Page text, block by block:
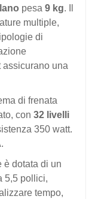
pesa 9 kg. Il
multiple,
di
assicurano una
di frenata
con 32 livelli
350 watt.
è dotata di un
5,5 pollici,
tempo,